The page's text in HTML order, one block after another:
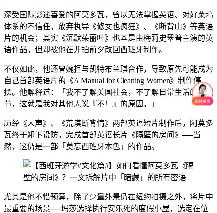
深受国际影迷喜爱的阿莫多瓦，曾以无法掌握英语、对好莱坞
体系的不信任，放弃执导《修女也疯狂》、《断背山》等英语
片的机会；其实《沉默茱丽叶》也本是由梅莉史翠普主演的英
语作品，但却被他在开拍前夕改回西班牙制作。
不仅如此，他还曾婉拒与凯特布兰琪合作，导致原先可能成为
自己首部英语片的《A Manual for Cleaning Women》制作停
摆。他解释道：「我不了解美国社会，不了解日常生活的小细
节，这就是我对其他人说『不！』的原因。」
历经《人声》、《荒漠断背情》两部英语短片制作后，阿莫多
瓦终于卸下设防，完成首部英语长片《隔壁的房间》──当
然，这仍是一部「莫忘西班牙本色」的作品。
尤其是他不惜预算，除了少量外景仍在纽约拍摄之外，将片中
最重要的场景──玛莎选择执行安乐死的度假小屋，选定在位